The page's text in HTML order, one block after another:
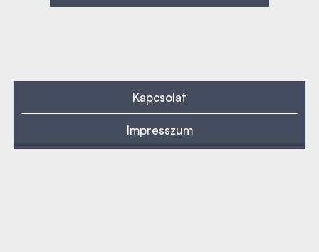
Kapcsolat
Impresszum